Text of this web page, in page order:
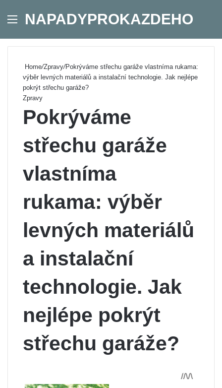
Menu
NAPADYPROKAZDEHO
Home/Zpravy/Pokrýváme střechu garáže vlastníma rukama:
výběr levných materiálů a instalační technologie. Jak nejlépe
pokrýt střechu garáže?
Zpravy
Pokrýváme
střechu garáže
vlastníma
rukama: výběr
levných materiálů
a instalační
technologie. Jak
nejlépe pokrýt
střechu garáže?